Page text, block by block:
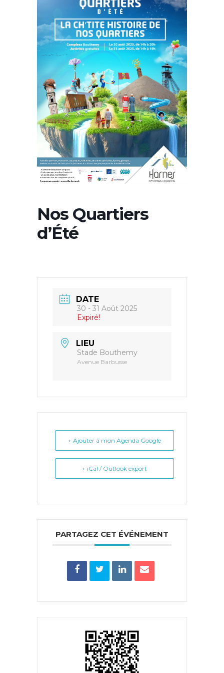
Nos Quartiers
d’Été
DATE
30 - 31 Août 2025
Expiré!
LIEU
Stade Bouthemy
Avenue Barbusse
+ Ajouter à mon Agenda Google
+ iCal / Outlook export
PARTAGEZ CET ÉVÉNEMENT